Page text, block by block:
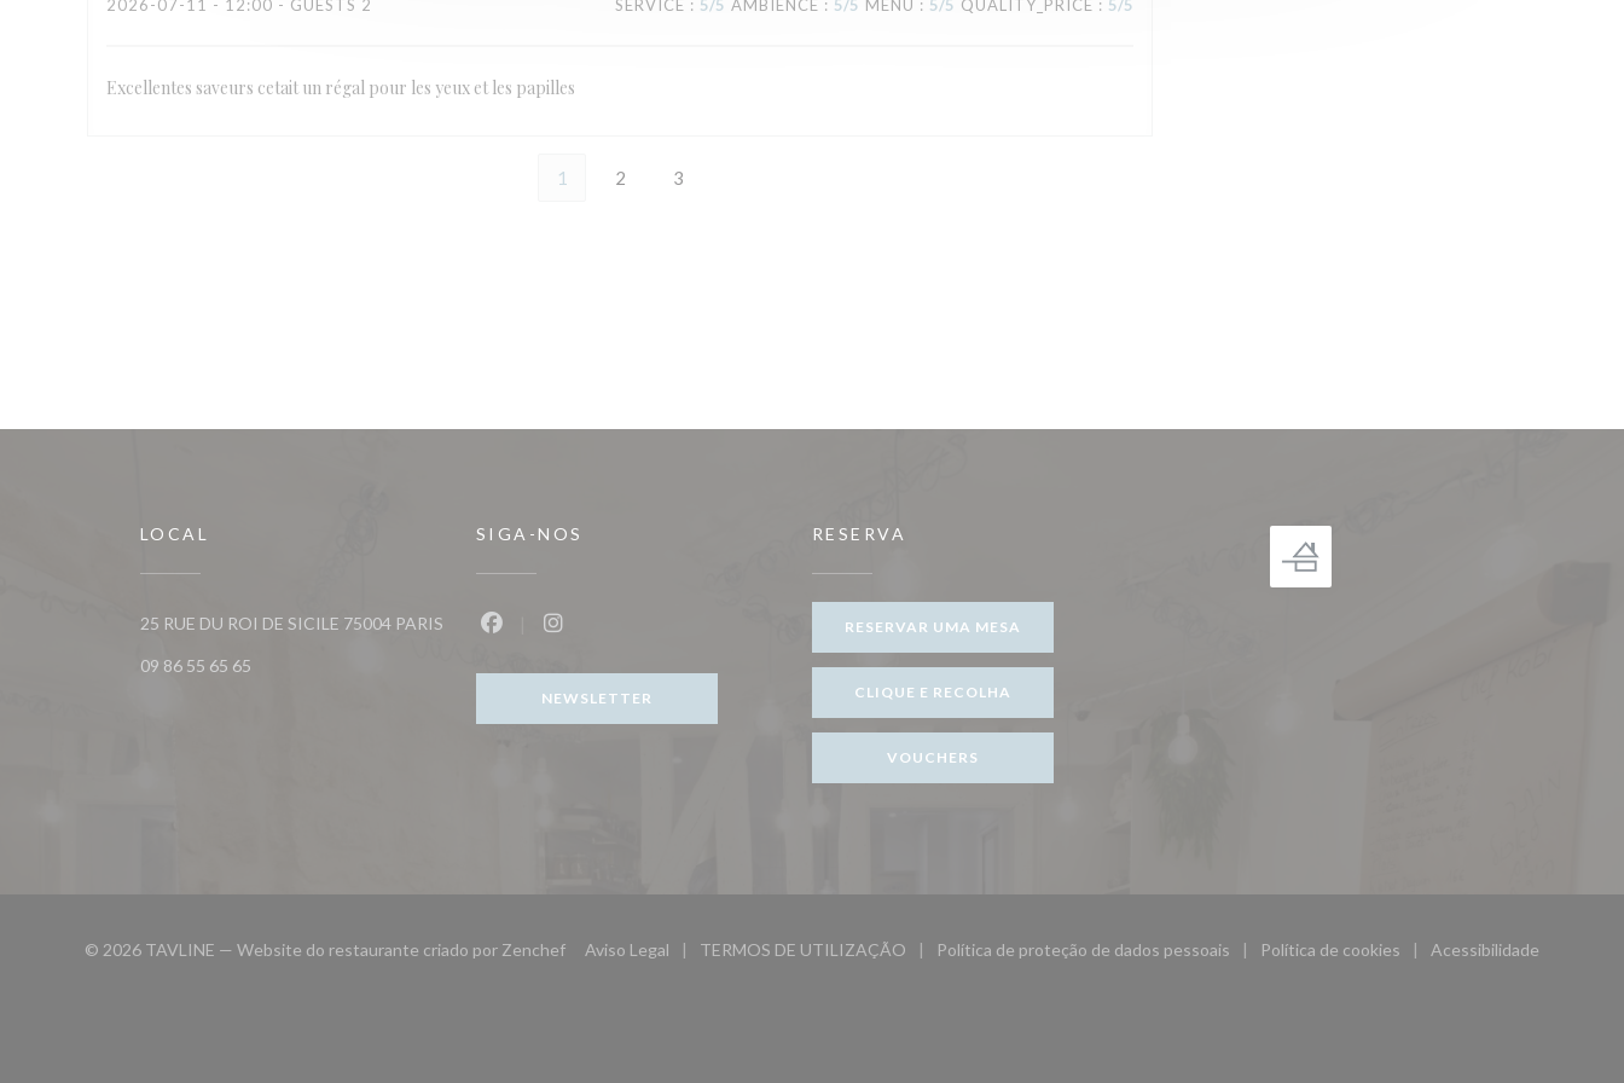
2026-07-11 - 12:00 - GUESTS 2 SERVICE : 5/5 AMBIENCE : 5/5 MENU : 5/5 QUALITY_PRICE : 5/5
Excellentes saveurs cetait un régal pour les yeux et les papilles
1 2 3
LOCAL
25 RUE DU ROI DE SICILE 75004 PARIS((abre numa nova janela))
09 86 55 65 65
SIGA-NOS
NEWSLETTER
RESERVA
RESERVAR UMA MESA
CLIQUE E RECOLHA
VOUCHERS
© 2026 TAVLINE — Website do restaurante criado por Zenchef((abre numa nova janela))
Aviso Legal
((abre numa nova janela))
TERMOS DE UTILIZAÇÃO
((abre numa nova janela))
Política de proteção de dados pessoais
((abre numa nova janela))
Política de cookies
((abre numa nova janela))
Acessibilidade